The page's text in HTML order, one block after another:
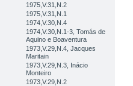
1975,V.31,N.2
1975,V.31,N.1
1974,V.30,N.4
1974,V.30,N.1-3, Tomás de
Aquino e Boaventura
1973,V.29,N.4, Jacques
Maritain
1973,V.29,N.3, Inácio
Monteiro
1973,V.29,N.2